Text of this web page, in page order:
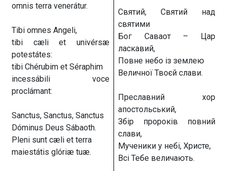
omnis terra venerátur.
Tibi omnes Angeli,
tibi cæli et univérsæ
potestátes:
tibi Chérubim et Séraphim
incessábili voce
proclámant:
Sanctus, Sanctus, Sanctus
Dóminus Deus Sábaoth.
Pleni sunt cæli et terra
maiestátis glóriæ tuæ.
Святий, Святий над
святими
Бог Саваот – Цар
ласкавий,
Повне небо із землею
Величної Твоєй слави.
Преславний хор
апостольський,
Збір пророків повний
слави,
Мученики у небі, Христе,
Всі Тебе величають.